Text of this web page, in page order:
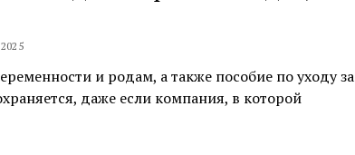
и родам, а также пособие по уходу за
даже если компания, в которой